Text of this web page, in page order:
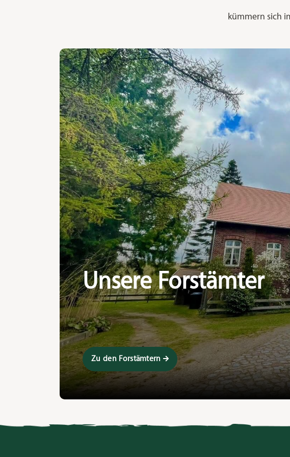
kümmern sich
Unsere Forstämter
Zu den Forstämtern